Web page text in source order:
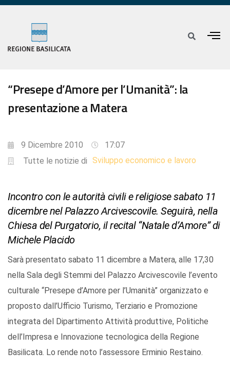
“Presepe d’Amore per l’Umanità”: la
presentazione a Matera
9 Dicembre 2010
17:07
Tutte le notizie di Sviluppo economico e lavoro
Incontro con le autorità civili e religiose sabato 11
dicembre nel Palazzo Arcivescovile. Seguirà, nella
Chiesa del Purgatorio, il recital “Natale d’Amore” di
Michele Placido
Sarà presentato sabato 11 dicembre a Matera, alle 17,30
nella Sala degli Stemmi del Palazzo Arcivescovile l’evento
culturale “Presepe d’Amore per l’Umanità” organizzato e
proposto dall’Ufficio Turismo, Terziario e Promozione
integrata del Dipartimento Attività produttive, Politiche
dell’Impresa e Innovazione tecnologica della Regione
Basilicata. Lo rende noto l’assessore Erminio Restaino.